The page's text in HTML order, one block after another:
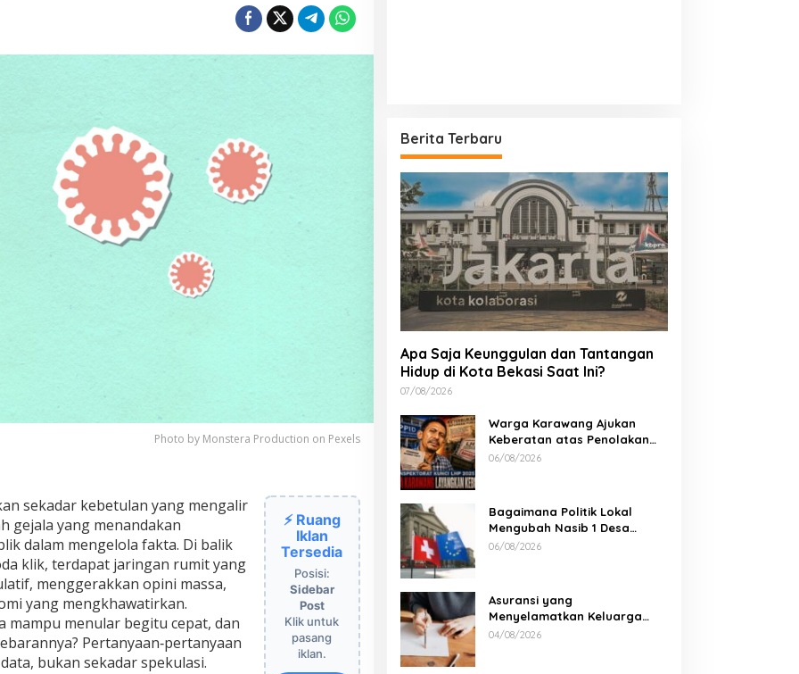
Photo by Monstera Production on Pexels
sekadar kebetulan yang mengalir
gejala yang menandakan
dalam mengelola fakta. Di balik
klik, terdapat jaringan rumit yang
menggerakkan opini massa,
yang mengkhawatirkan.
mampu menular begitu cepat, dan
Pertanyaan‑pertanyaan
bukan sekadar spekulasi.
⚡ Ruang
Iklan
Tersedia
Posisi:
Sidebar
Post
Klik untuk
pasang
iklan.
Berita Terbaru
Apa Saja Keunggulan dan Tantangan
Hidup di Kota Bekasi Saat Ini?
07/08/2026
Warga Karawang Ajukan
Keberatan atas Penolakan
Akses LHP 2025, Soroti
06/08/2026
Bagaimana Politik Lokal
Mengubah Nasib 1 Desa
Lewat Keputusan yang Tak
06/08/2026
Asuransi yang
Menyelamatkan Keluarga
Saat Kebakaran
04/08/2026